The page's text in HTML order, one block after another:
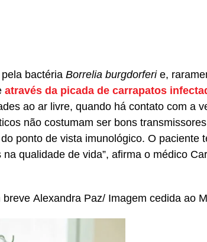
bactéria Borrelia burgdorferie,
através da picada de carrapatos
ao ar livre, quando há contato com a
não costumam ser bons
ponto de vista imunológico. O paciente
qualidade de vida”, afirma o médico
breve Alexandra Paz/ Imagem cedida ao